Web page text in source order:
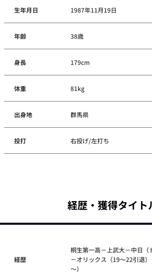
生年月日 1987年11月19日
年齢 38歳
身長 179cm
体重 81kg
出身地 群馬県
投打 右投げ/左打ち
経歴・獲得タイト
経歴
桐生第一高－上武大－中日（
－オリックス（19～22引退
～）